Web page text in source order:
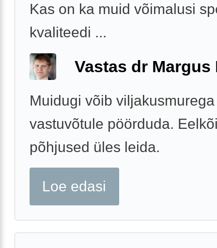
Kas on ka muid võimalusi
kvaliteedi ...
Vastas dr Margus
Muidugi võib
vastuvõtule pöörduda.
põhjused üles leida.
Loe edasi